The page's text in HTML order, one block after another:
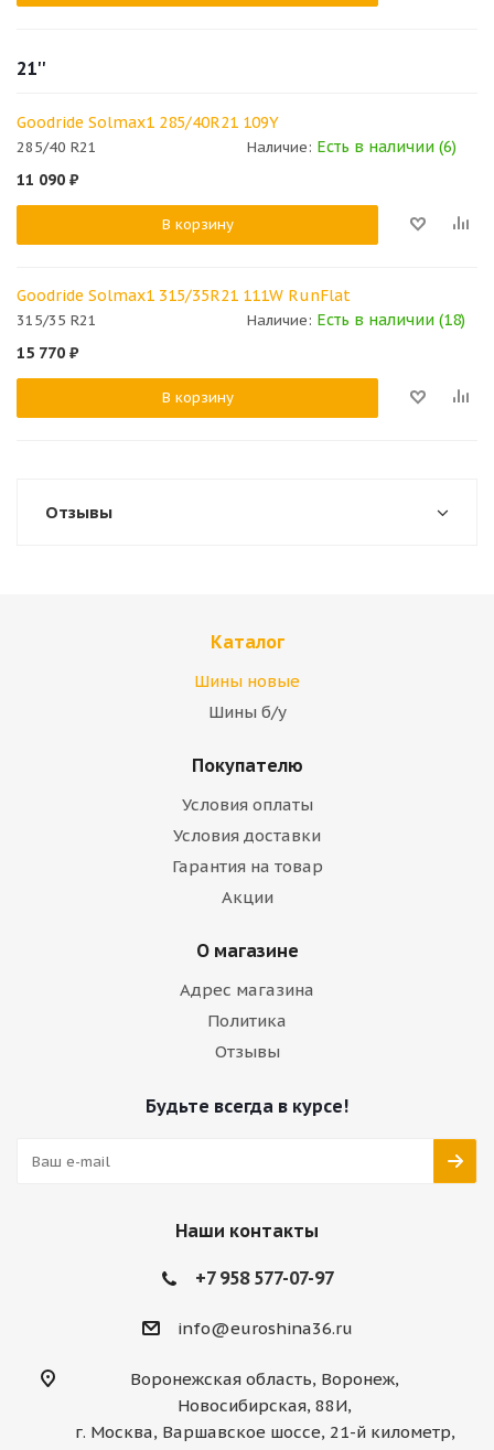
21''
Goodride Solmax1 285/40R21 109Y
285/40 R21 Наличие: Есть в наличии (6)
11 090 ₽
В корзину
Goodride Solmax1 315/35R21 111W RunFlat
315/35 R21 Наличие: Есть в наличии (18)
15 770 ₽
В корзину
Отзывы
Каталог
Шины новые
Шины б/у
Покупателю
Условия оплаты
Условия доставки
Гарантия на товар
Акции
О магазине
Адрес магазина
Политика
Отзывы
Будьте всегда в курсе!
Наши контакты
+7 958 577-07-97
info@euroshina36.ru
Воронежская область, Воронеж,
Новосибирская, 88И,
г. Москва, Варшавское шоссе, 21-й километр,